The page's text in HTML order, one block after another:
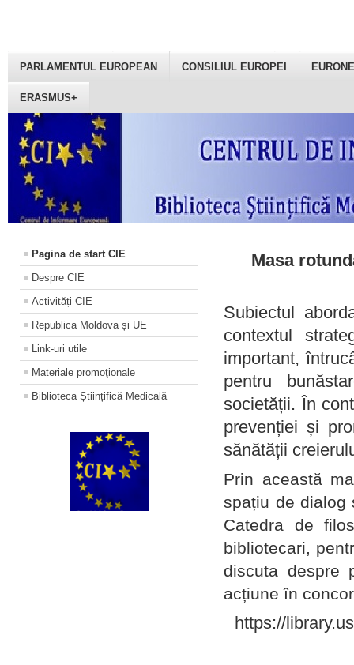
PARLAMENTUL EUROPEAN CONSILIUL EUROPEI
ERASMUS+
Pagina de start CIE
Despre CIE
Activități CIE
Republica Moldova și UE
Link-uri utile
Materiale promoţionale
Biblioteca Științifică Medicală
Masa
Subiectul
contextul
important,
pentru
societății. În
prevenției și
sănătății
Prin această
spațiu de dialog
Catedra de
bibliotecari,
discuta despre
acțiune în
https://